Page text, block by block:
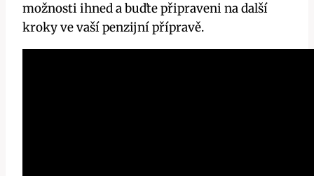
možnosti ihned a buďte připraveni na další
kroky ve vaší penzijní přípravě.